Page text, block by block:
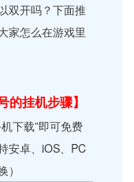
双开吗？下面推
家怎么在游戏里
的挂机步骤】
下载”即可免费
安卓、iOS、PC